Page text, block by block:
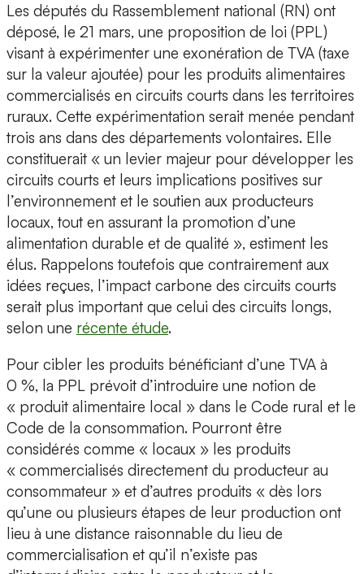
Les députés du Rassemblement national (RN) ont
déposé, le 21 mars, une proposition de loi (PPL)
visant à expérimenter une exonération de TVA (taxe
sur la valeur ajoutée) pour les produits alimentaires
commercialisés en circuits courts dans les territoires
ruraux. Cette expérimentation serait menée pendant
trois ans dans des départements volontaires. Elle
constituerait « un levier majeur pour développer les
circuits courts et leurs implications positives sur
l’environnement et le soutien aux producteurs
locaux, tout en assurant la promotion d’une
alimentation durable et de qualité », estiment les
élus. Rappelons toutefois que contrairement aux
idées reçues, l’impact carbone des circuits courts
serait plus important que celui des circuits longs,
selon une récente étude.
Pour cibler les produits bénéficiant d’une TVA à
0 %, la PPL prévoit d’introduire une notion de
« produit alimentaire local » dans le Code rural et le
Code de la consommation. Pourront être
considérés comme « locaux » les produits
« commercialisés directement du producteur au
consommateur » et d’autres produits « dès lors
qu’une ou plusieurs étapes de leur production ont
lieu à une distance raisonnable du lieu de
commercialisation et qu’il n’existe pas